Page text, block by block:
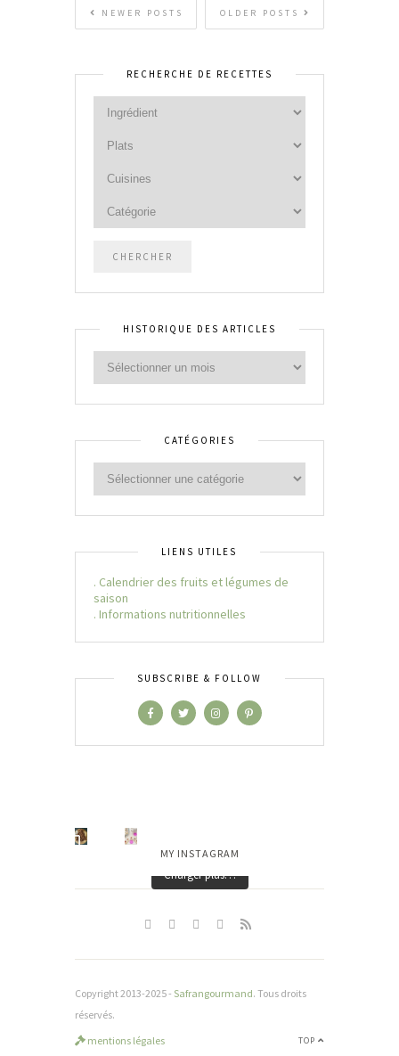
OLDER POSTS
NEWER POSTS
RECHERCHE DE RECETTES
HISTORIQUE DES ARTICLES
CATÉGORIES
LIENS UTILES
. Calendrier des fruits et légumes de
saison
. Informations nutritionnelles
SUBSCRIBE & FOLLOW
MY INSTAGRAM
Charger plus…
Copyright 2013-2025 - Safrangourmand. Tous droits
réservés.
TOP
mentions légales